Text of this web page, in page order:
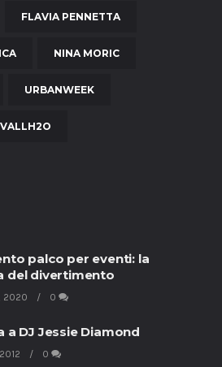
FLAVIA PENNETTA
NINA MORIC
URBANWEEK
VALLH2O
palco per eventi: la
del divertimento
2020 0
a DJ Jessie Diamond
0